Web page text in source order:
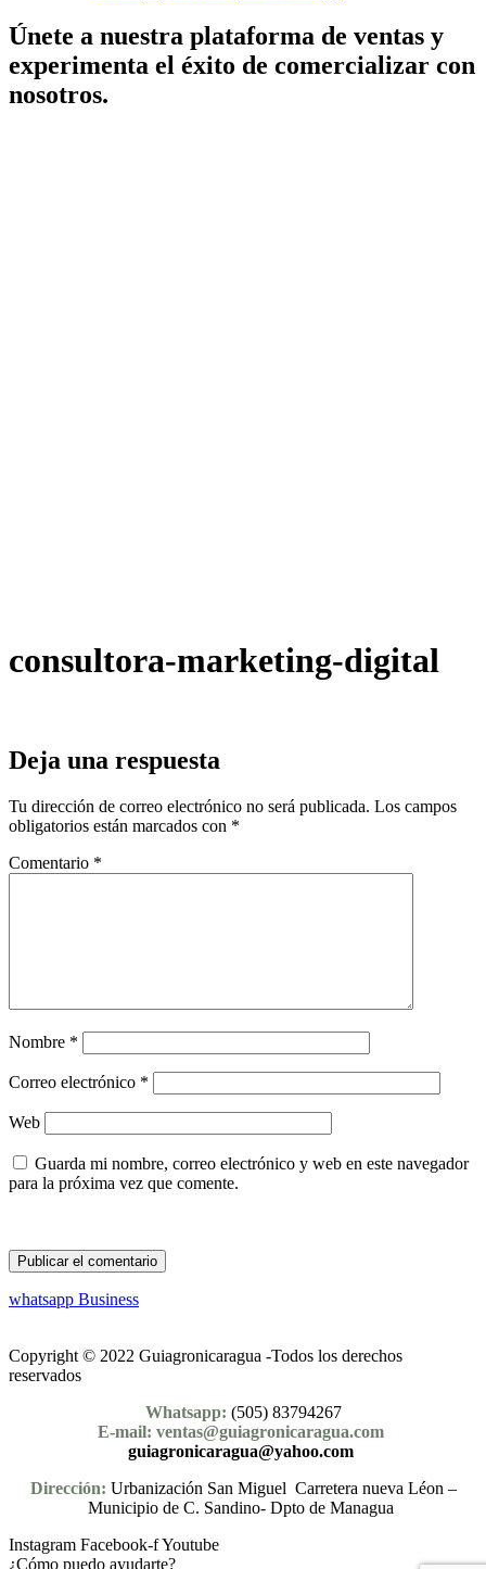
Únete a nuestra plataforma de ventas y
experimenta el éxito de comercializar con
nosotros.
consultora-marketing-digital
Deja una respuesta
Tu dirección de correo electrónico no será publicada. Los campos
obligatorios están marcados con *
Comentario *
Nombre *
Correo electrónico *
Web
Guarda mi nombre, correo electrónico y web en este navegador
para la próxima vez que comente.
whatsapp Business
Copyright © 2022 Guiagronicaragua -Todos los derechos
reservados
Whatsapp: (505) 83794267
E-mail: ventas@guiagronicaragua.com
guiagronicaragua@yahoo.com
Dirección: Urbanización San Miguel Carretera nueva Léon –
Municipio de C. Sandino- Dpto de Managua
Instagram Facebook-fYoutube
¿Cómo puedo ayudarte?